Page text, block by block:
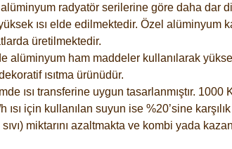
radyatör serilerine göre daha dar
ısı elde edilmektedir. Özel alüminyum
üretilmektedir.
alüminyum ham maddeler kullanılarak
ısıtma ürünüdür.
ısı transferine uygun tasarlanmıştır.
için kullanılan suyun ise %20’sine
sıvı) miktarını azaltmakta ve kombi yada